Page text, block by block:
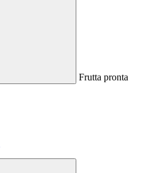
Frutta pronta